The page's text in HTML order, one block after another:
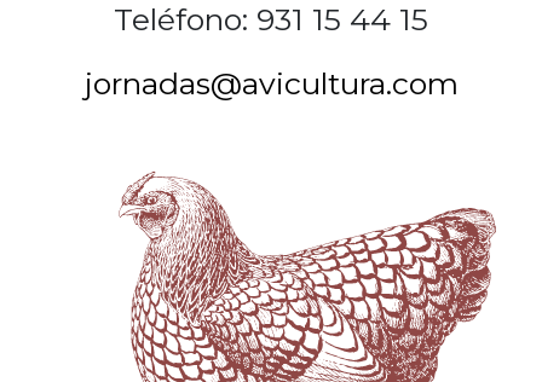
Teléfono: 931 15 44 15
jornadas@avicultura.com